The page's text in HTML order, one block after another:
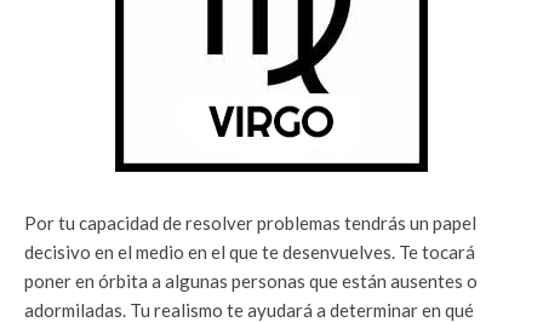
Por tu capacidad de resolver problemas tendrás un papel
decisivo en el medio en el que te desenvuelves. Te tocará
poner en órbita a algunas personas que están ausentes o
adormiladas. Tu realismo te ayudará a determinar en qué